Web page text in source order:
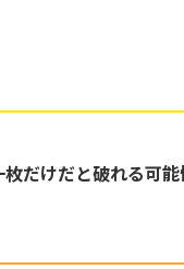
だけだと破れる可